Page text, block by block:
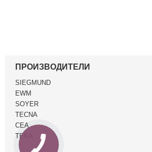
ПРОИЗВОДИТЕЛИ
SIEGMUND
EWM
SOYER
TECNA
CEA
TEKA